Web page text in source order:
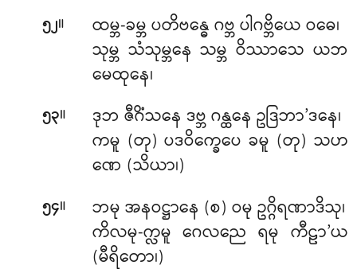
၅၂။
ထမ္ဘ-ခမ္ဘ ပတိဗန္ဓေ ဂဗ္ဘ ပါဂဗ္ဘိယေ ဝဓေ၊
သုမ္ဘ သံသုမ္ဘနေ သမ္ဘ ဝိဿာသေ ယဘ
မေထုနေ၊
၅၃။
ဒုဘ ဇီဂိံသနေ ဒဗ္ဘ ဂန္ထနေ ဥဒြဘာ’ဒနေ၊
ကမူ (တု) ပဒဝိက္ခေပေ ခမူ (တု) သဟ
ဏေ (သိယာ၊)
၅၄။
ဘမု အနဝဋ္ဌာနေ (စ) ဝမု ဥဂ္ဂိရဏာဒိသု၊
ကိလမု-က္လမူ ဂေလညေ ရမု ကီဠာ’ယ
(မီရိတော၊)